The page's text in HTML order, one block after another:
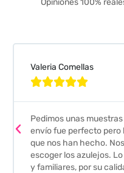
Opiniones 100%
Valeria Comellas

Pedimos unas
envío fue perfecto pero
que nos han hecho.
escoger los azulejos.
y familiares, por su